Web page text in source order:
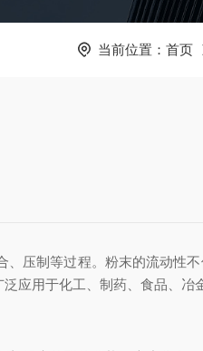
当前位置： 首页
制等过程。粉末的流动性
应用于化工、制药、食品、冶